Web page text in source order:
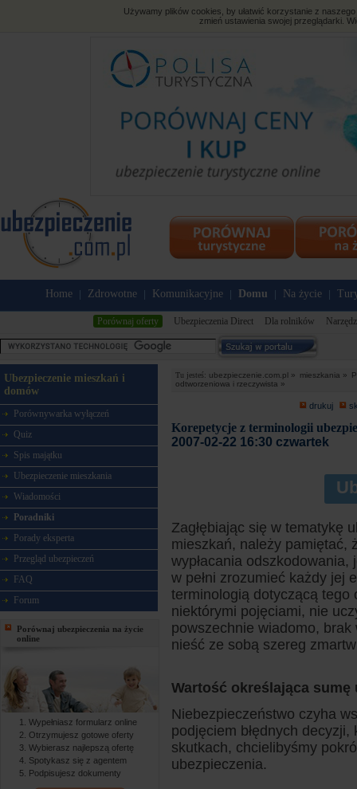
Używamy plików cookies, by ułatwić korzystanie z
zmień ustawienia swojej przeglądarki.
Home Zdrowotne Komunikacyjne Domu Na życie
Porównaj oferty Ubezpieczenia Direct Dla rolników
Ubezpieczenie mieszkań i
domów
Porównywarka wyłączeń
Quiz
Spis majątku
Ubezpieczenie mieszkania
Wiadomości
Poradniki
Porady eksperta
Przegląd ubezpieczeń
FAQ
Forum
Porównaj ubezpieczenia na życie
online
Wypełniasz formularz online
Otrzymujesz gotowe oferty
Wybierasz najlepszą ofertę
Spotykasz się z agentem
Podpisujesz dokumenty
Tu jesteś: ubezpieczenie.com.pl » mieszkania »
odtworzeniowa i rzeczywista »
drukuj
Korepetycje z terminologii
2007-02-22 16:30 czwartek
Zagłębiając się w tematykę
mieszkań, należy pamiętać,
wypłacania
w pełni zrozumieć każdy jej
terminologią dotyczącą tego
niektórymi pojęciami, nie
powszechnie wiadomo, brak
nieść ze sobą szereg
Wartość określająca sumę
Niebezpieczeństwo czyha
podjęciem błędnych
skutkach, chcielibyśmy
ubezpieczenia.